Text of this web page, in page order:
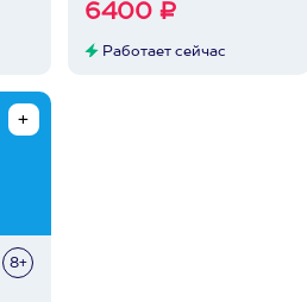
6400 ₽
Работает сейчас
8+